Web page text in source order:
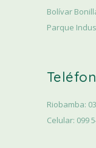
Bolívar
Parque
Riobamba:
Celular: 099